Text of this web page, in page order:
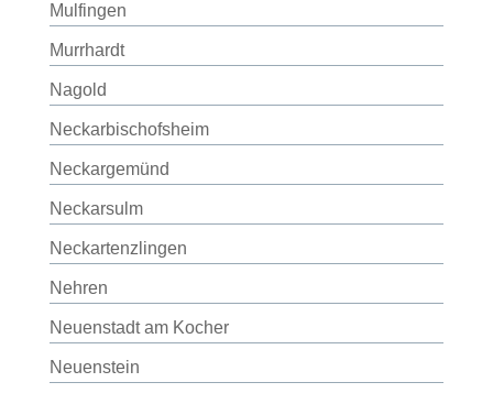
Mulfingen
Murrhardt
Nagold
Neckarbischofsheim
Neckargemünd
Neckarsulm
Neckartenzlingen
Nehren
Neuenstadt am Kocher
Neuenstein